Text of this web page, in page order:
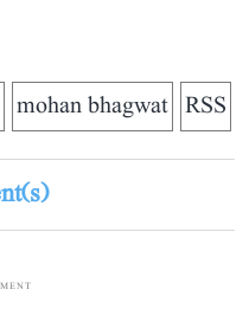
RSS
mohan bhagwat